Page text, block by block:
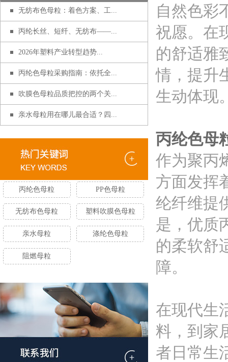
无纺布色母粒：着色方案、工...
丙纶长丝、短纤、无纺布——...
2026年塑料产业转型趋势...
丙纶色母粒采购指南：依托全...
吹膜色母粒品质把控的两个关...
亲水母粒用在哪儿最合适？四...
丙纶色母粒 PP色母粒
无纺布色母粒 塑料吹膜色母粒
亲水母粒 涤纶色母粒
阻燃母粒
自然色彩
祝愿。在
的舒适雅
情，提升
生动体现
丙纶色母
作为聚丙
方面发挥
纶纤维提
是，优质
的柔软舒
障。
在现代生
料，到家
者日常生